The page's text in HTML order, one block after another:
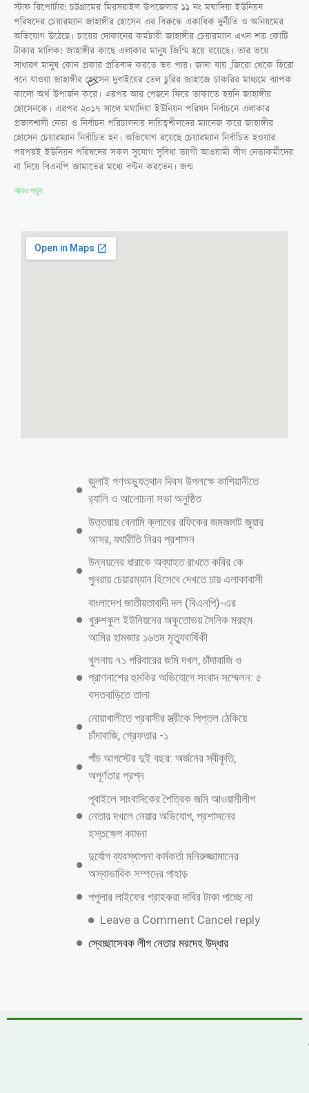
স্টাফ রিপোর্টার: চট্টগ্রামের মিরসরাইল উপজেলার ১১ নং মঘাদিয়া ইউনিয়ন
পরিষদের চেয়ারম্যান জাহাঙ্গীর হোসেন এর বিরুদ্ধে একাধিক দুর্নীতি ও অনিয়মের
অভিযোগ উঠেছে। চায়ের দোকানের কর্মচারী জাহাঙ্গীর চেয়ারম্যান এখন শত কোটি
টাকার মালিক! জাহাঙ্গীর কাছে এলাকার মানুষ জিম্মি হয়ে রয়েছে। তার ভয়ে
সাধারণ মানুষ কোন প্রকার প্রতিবাদ করতে ভয় পায়। জানা যায় ,জিরো থেকে হিরো
বনে যাওয়া জাহাঙ্গীর হোসেন দুবাইয়ের তেল চুরির জাহাজে চাকরির মাধ্যমে ব্যাপক
কালো অর্থ উপার্জন করে। এরপর আর পেছনে ফিরে তাকাতে হয়নি জাহাঙ্গীর
হোসেনকে। এরপর ২০১৭ সালে মঘাদিয়া ইউনিয়ন পরিষদ নির্বাচনে এলাকার
প্রভাবশালী নেতা ও নির্বাচন পরিচালনায় দায়িত্বশীলদের ম্যানেজ করে জাহাঙ্গীর
হোসেন চেয়ারম্যান নির্বাচিত হন। অভিযোগ রয়েছে চেয়ারম্যান নির্বাচিত হওয়ার
পরপরই ইউনিয়ন পরিষদের সকল সুযোগ সুবিধা ত্যাগী আওয়ামী লীগ নেতাকর্মীদের
না দিয়ে বিএনপি জামাতের মধ্যে বন্টন করতেন। জন্ম
আরও পড়ুন
আমি নিয়মবহির্ভূতভাবে হলে প্রবেশ করেছি তাই
ডেস্ক রিপোর্ট: গতকাল রাতে নিয়ম ভঙ্গ করে মধ্যরাতে ঢাকা বিশ্ববিদ্যালয়ের (ঢাবি)
রোকেয়া হলে অবস্থান করে ভিপি পদপ্রার্থী উমামা ফাতেমার বিরুদ্ধে আচরণবিধি
সমালোচনা শুরু হয়েছে। এরই মাঝে, বিষয়টিকে কেন্দ্র করে দুঃখ প্রকাশ করেছেন
তিনি। উমামা ফাতেমা বলেন, ‘আমি নিয়মবহির্ভূতভাবে হলে প্রবেশ করেছি তাই হল
প্রশাসনের কাছে ক্ষমা প্রার্থনা করেছি।’ আজ সোমবার (২৫ আগস্ট) সামাজিক
যোগাযোগমাধ্যম ফেসবুকে এক স্ট্যাটাসের মাধ্যমে তিনি দুঃখ প্রকাশ করেন।
ফেসবুক স্ট্যাটাসে তিনি লেখেন, গতকাল আমার রোকেয়া হলে প্রবেশকে কেন্দ্র করে
বিভিন্ন মহল থেকে কথা তোলা হচ্ছে। আমি গতকাল কোন নির্বাচনী প্রচার বা মিটিং
করতে যাইনি। দীর্ঘদিনে মানসিক ধকলের কারণে মেন্টাল রিলিফের জন্য বান্ধবীর
সাথে দেখা করতে গিয়েছিলাম। আমি হলগেট ১০টায় বন্ধ হওয়ার আগেই হলে
আসর, যথারীতি নিরব প্রশাসন